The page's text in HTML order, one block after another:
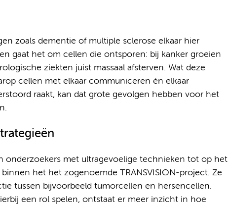
zoals dementie of multiple sclerose elkaar hier
gaat het om cellen die ontsporen: bij kanker groeien
ziekten juist massaal afsterven. Wat deze
cellen met elkaar communiceren én elkaar
raakt, kan dat grote gevolgen hebben voor het
met ultragevoelige technieken tot op het
het het zogenoemde TRANSVISION-project. Ze
tussen bijvoorbeeld tumorcellen en hersencellen.
een rol spelen, ontstaat er meer inzicht in hoe